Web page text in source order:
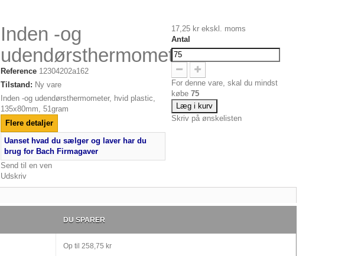
Inden -og
udendørsthermometer
Reference 12304202a162
Tilstand: Ny vare
Inden -og udendørsthermometer, hvid plastic,
135x80mm, 51gram
Flere detaljer
Uanset hvad du sælger og laver har du
brug for Bach Firmagaver
Send til en ven
Udskriv
17,25 kr ekskl. moms
Antal
For denne vare, skal du mindst
købe75
Læg i kurv
Skriv på ønskelisten
DU SPARER
Op til 258,75 kr